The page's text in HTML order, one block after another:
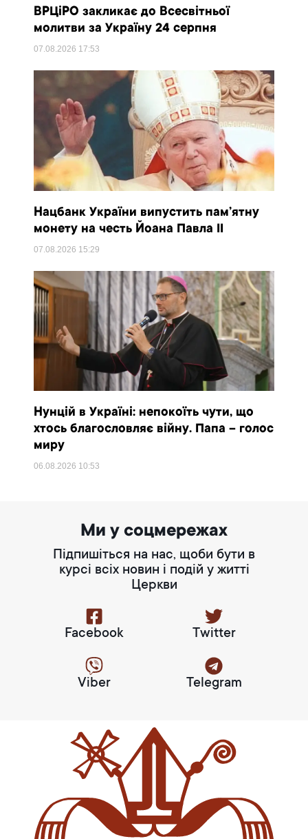
ВРЦіРО закликає до Всесвітньої
молитви за Україну 24 серпня
07.08.2026 17:53
Нацбанк України випустить пам’ятну
монету на честь Йоана Павла II
07.08.2026 15:29
Нунцій в Україні: непокоїть чути, що
хтось благословляє війну. Папа – голос
миру
06.08.2026 10:53
Ми у соцмережах
Підпишіться на нас, щоби бути в
курсі всіх новин і подій у житті
Церкви
Facebook Twitter
Viber Telegram